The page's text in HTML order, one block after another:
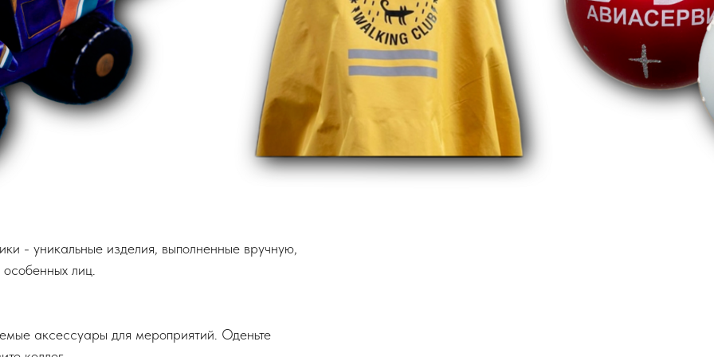
- уникальные изделия, выполненные вручную,
лиц.
аксессуары для мероприятий. Оденьте